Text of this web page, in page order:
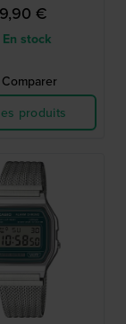
€
stock
Comparer
produits